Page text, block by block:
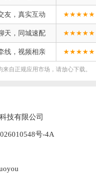
友，真实互动 ★★★★★
天，同城速配 ★★★★★
线，视频相亲 ★★★★★
自正规应用市场，请放心下载。
技有限公司
号-4A